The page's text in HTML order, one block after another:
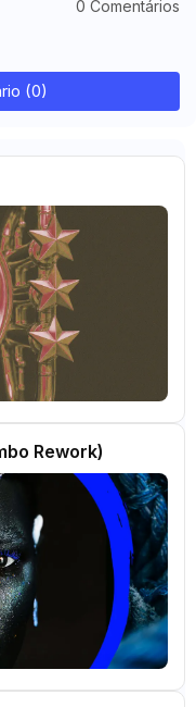
0 Comentários
(0)
Rework)